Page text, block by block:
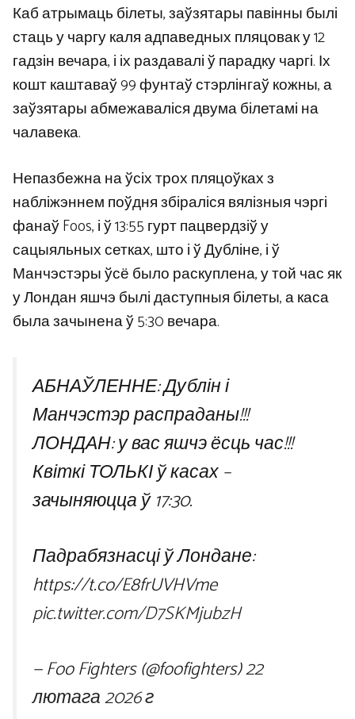
Каб атрымаць білеты, заўзятары павінны былі
стаць у чаргу каля адпаведных пляцовак у 12
гадзін вечара, і іх раздавалі ў парадку чаргі. Іх
кошт каштаваў 99 фунтаў стэрлінгаў кожны, а
заўзятары абмежаваліся двума білетамі на
чалавека.
Непазбежна на ўсіх трох пляцоўках з
набліжэннем поўдня збіраліся вялізныя чэргі
фанаў Foos, і ў 13:55 гурт пацвердзіў у
сацыяльных сетках, што і ў Дубліне, і ў
Манчэстэры ўсё было раскуплена, у той час як
у Лондан яшчэ былі даступныя білеты, а каса
была зачынена ў 5:30 вечара.
АБНАЎЛЕННЕ: Дублін і
Манчэстэр распраданы!!!
ЛОНДАН: у вас яшчэ ёсць час!!!
Квіткі ТОЛЬКІ ў касах –
зачыняюцца ў 17:30.
Падрабязнасці ў Лондане:
https://t.co/E8frUVHVme
pic.twitter.com/D7SKMjubzH
— Foo Fighters (@foofighters)22
лютага 2026 г